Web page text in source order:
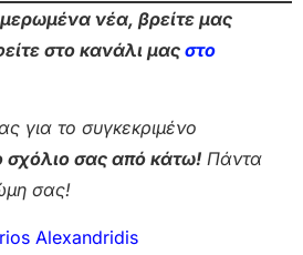
νέα, βρείτε μας
στο κανάλι μαςστο
για το συγκεκριμένο
σχόλιο σας από κάτω! Πάντα
σας!
Alexandridis